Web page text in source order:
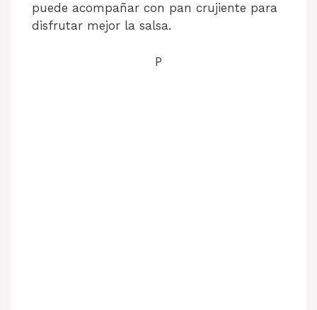
puede acompañar con pan crujiente para
disfrutar mejor la salsa.
P